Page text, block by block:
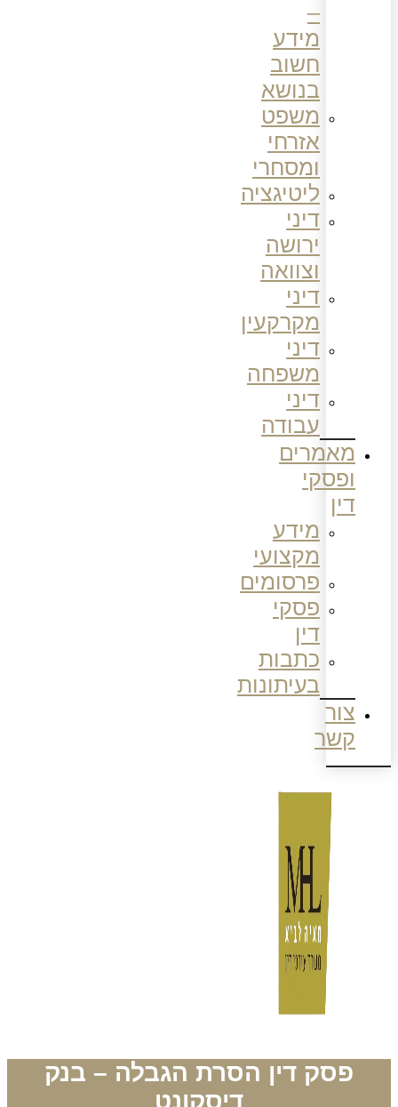
מידע
חשוב
בנושא
משפט
אזרחי
ומסחרי
ליטיגציה
דיני
ירושה
וצוואה
דיני
מקרקעין
דיני
משפחה
דיני
עבודה
מאמרים
ופסקי
דין
מידע
מקצועי
פרסומים
פסקי
דין
כתבות
בעיתונות
צור
קשר
פסק דין הסרת הגבלה – בנק
דיסקונט